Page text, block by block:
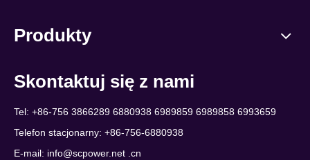
Produkty
Skontaktuj się z nami
Tel: +86-756 3866289 6880938 6989859 6989858 6993659
Telefon stacjonarny: +86-756-6880938
E-mail: info@scpower.net .cn